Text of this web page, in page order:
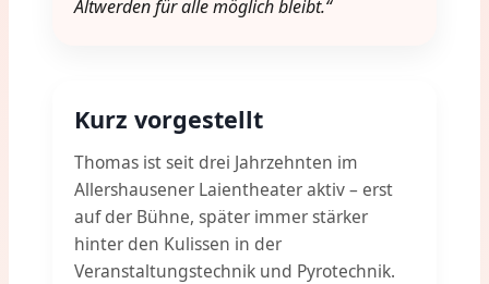
Altwerden für alle möglich bleibt.“
Kurz vorgestellt
Thomas ist seit drei Jahrzehnten im
Allershausener Laientheater aktiv – erst
auf der Bühne, später immer stärker
hinter den Kulissen in der
Veranstaltungstechnik und Pyrotechnik.